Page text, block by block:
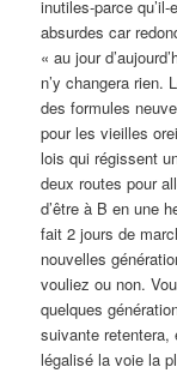
inutiles-parce
absurdes car
« au jour
n’y changera rien.
des formules
pour les vieilles
lois qui régissent
deux routes pour
d’être à B en une
fait 2 jours de
nouvelles
vouliez ou non.
quelques
suivante retentera,
légalisé la voie la